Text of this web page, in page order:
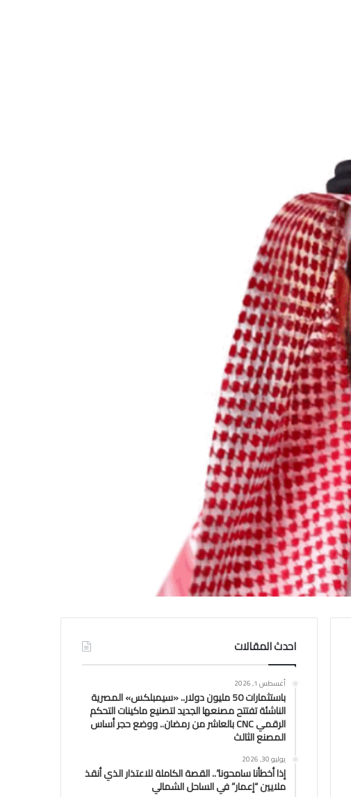
احدث المقالات
أغسطس 1, 2026
باستثمارات 50 مليون دولار.. «سيمبلكس» المصرية
الناشئة تفتتح مصنعها الجديد لتصنيع ماكينات التحكم
الرقمي CNC بالعاشر من رمضان.. ووضع حجر أساس
المصنع الثالث
يوليو 30, 2026
إذا أخطأنا سامحونا”.. القصة الكاملة للاعتذار الذي أنقذ
ملايين “إعمار” في الساحل الشمالي